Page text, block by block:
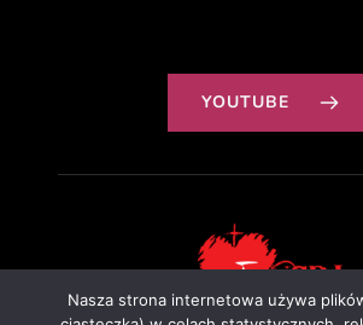
YOUTUBE
Nasza strona internetowa używa